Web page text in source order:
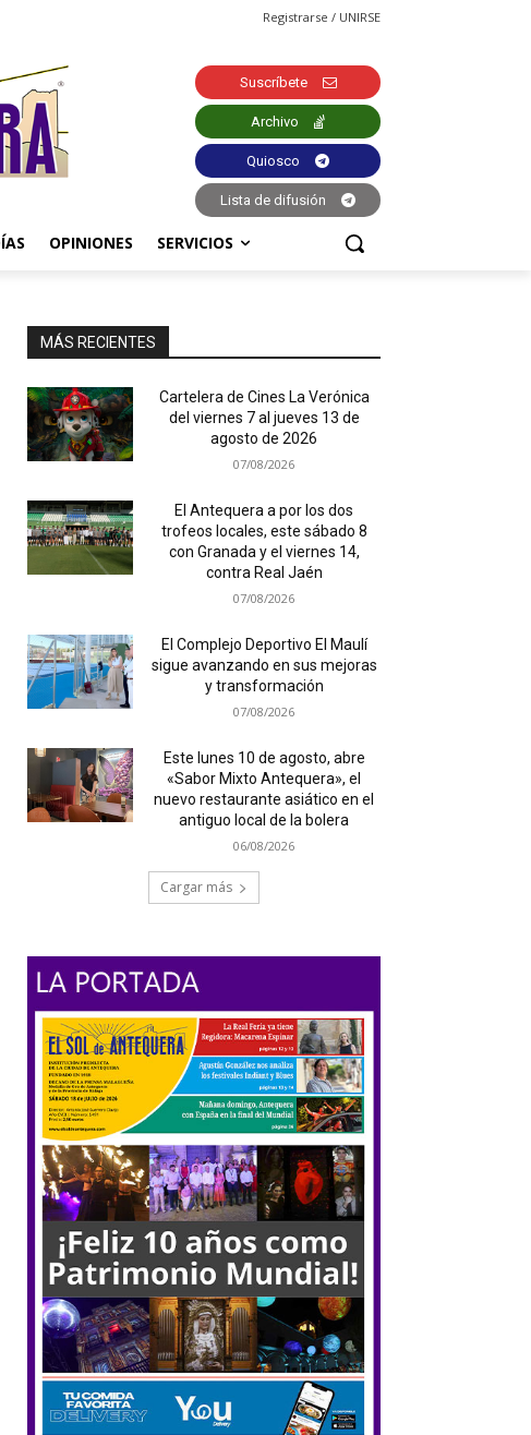
Registrarse / UNIRSE
Suscríbete
Archivo
Quiosco
Lista de difusión
OPINIONES SERVICIOS
MÁS RECIENTES
Cartelera de Cines La Verónica
del viernes 7 al jueves 13 de
agosto de 2026
07/08/2026
El Antequera a por los dos
trofeos locales, este sábado 8
con Granada y el viernes 14,
contra Real Jaén
07/08/2026
El Complejo Deportivo El Maulí
sigue avanzando en sus mejoras
y transformación
07/08/2026
Este lunes 10 de agosto, abre
«Sabor Mixto Antequera», el
nuevo restaurante asiático en el
antiguo local de la bolera
06/08/2026
Cargar más